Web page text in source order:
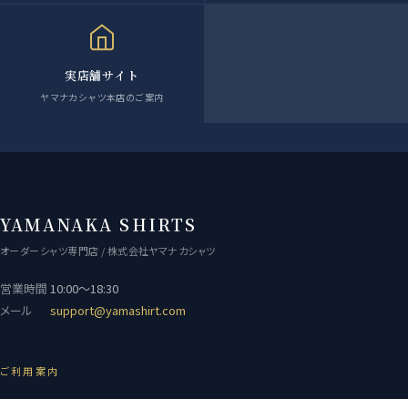
実店舗サイト
ヤマナカシャツ本店のご案内
YAMANAKA SHIRTS
オーダーシャツ専門店 / 株式会社ヤマナカシャツ
営業時間 10:00〜18:30
メール
support@yamashirt.com
ご利用案内